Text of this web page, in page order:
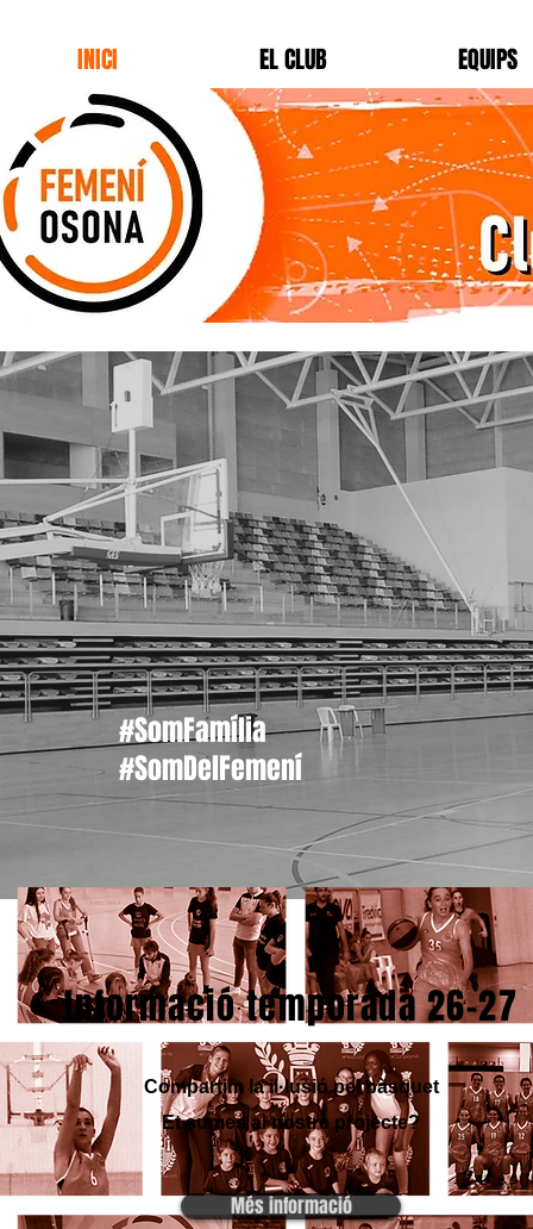
INICI EL CLUB EQUIPS
#SomFamília
#SomDelFemení
Informació temporada 26-27
Compartim la il·lusió pel bàsquet
Et sumes al nostre projecte?
Més informació